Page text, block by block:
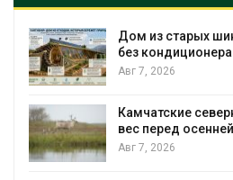
Дом из старых
без
Авг 7, 2026
Камчатские
вес перед
Авг 7, 2026